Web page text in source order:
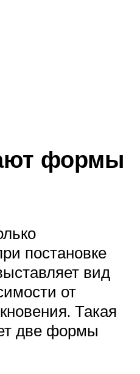
формы
постановке
вид
от
Такая
две формы